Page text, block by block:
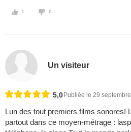
1 0
Un visiteur
5,0 Publiée le 29
Lun des tout premiers films sonores!
partout dans ce moyen-métrage :